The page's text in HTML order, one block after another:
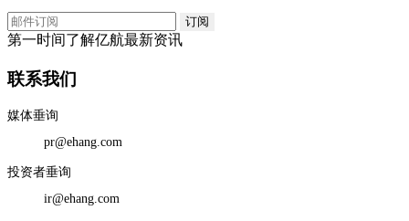
第一时间了解亿航最新资讯
联系我们
媒体垂询
pr@ehang.com
投资者垂询
ir@ehang.com